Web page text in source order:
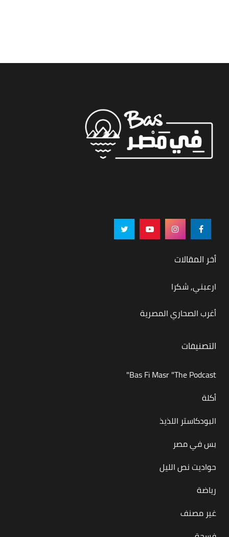
أخر المقالات
ارعبني, شكرا
أغرب الصحاري المصرية
التصنيفات
Bas Fi Masr "The Podcast"
أكلة
البودكاستر اللذيذ
بس في مصر
حواديت نص الليل
رياضة
غير مصنف